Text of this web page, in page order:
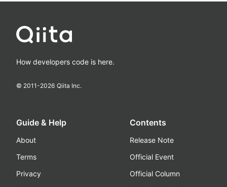
How developers code is here.
© 2011-2026 Qiita Inc.
Guide & Help
About
Terms
Privacy
Contents
Release Note
Official Event
Official Column